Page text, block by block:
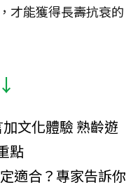
才能獲得長壽抗衰的
文化體驗 熟齡遊
點
適合？專家告訴你